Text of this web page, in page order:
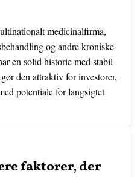
medicinalfirma,
og andre kroniske
en solid historie med stabil
den attraktiv for investorer,
potentiale for langsigtet
faktorer, der